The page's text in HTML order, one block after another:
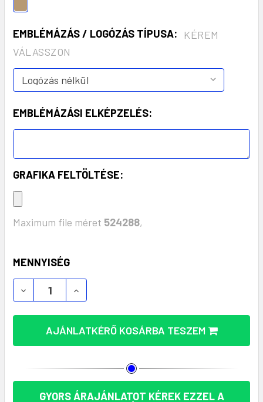
EMBLÉMÁZÁS / LOGÓZÁS TÍPUSA:
KÉREM
VÁLASSZON
EMBLÉMÁZÁSI ELKÉPZELÉS:
GRAFIKA FELTÖLTÉSE:
Maximum file méret 524288,
KÉSZLET:
MENNYISÉG
PROOK ÖKOBARÁT KULCSTARTÓS
PROOK ÖKOBARÁT KULCSTARTÓS
AJÁNLATKÉRŐ KOSÁRBA TESZEM
GYORS ÁRAJÁNLATOT KÉREK EZZEL A